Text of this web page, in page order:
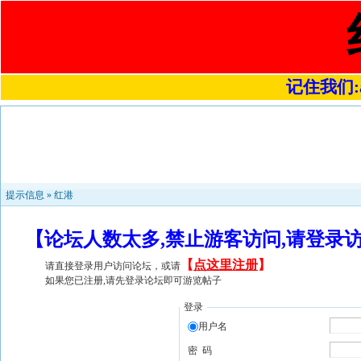
记住我们
提示信息 » 红港
【论坛人数太多,禁止游客访问,请登
请直接登录用户访问论坛，或请 【 点这里注册】
如果您已注册,请先登录论坛即可游览帖子
登录
用户名
密 码